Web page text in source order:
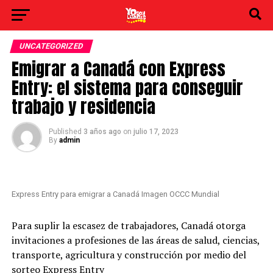
UNCATEGORIZED
Emigrar a Canadá con Express
Entry: el sistema para conseguir
trabajo y residencia
Published 3 años ago on julio 17, 2023
By admin
Express Entry para emigrar a Canadá Imagen OCCC Mundial
Para suplir la escasez de trabajadores, Canadá otorga
invitaciones a profesiones de las áreas de salud, ciencias,
transporte, agricultura y construcción por medio del
sorteo Express Entry